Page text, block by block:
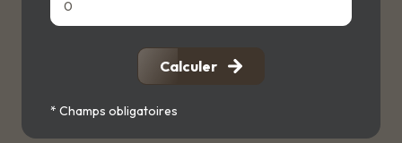
Calculer
* Champs obligatoires